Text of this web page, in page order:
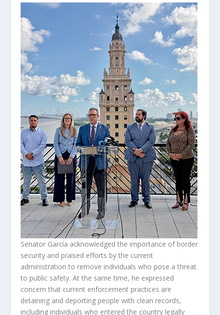
Senator García acknowledged the importance of border
security and praised efforts by the current
administration to remove individuals who pose a threat
to public safety. At the same time, he expressed
concern that current enforcement practices are
detaining and deporting people with clean records,
including individuals who entered the country legally